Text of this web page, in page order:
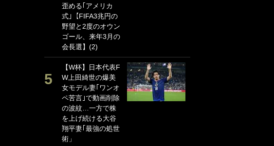
歪める｢アメリカ
式｣【FIFA3兆円の
野望と2度のオウン
ゴール、来年3月の
会長選】(2)
【W杯】日本代表F
W上田綺世の爆美
女モデル妻｢ワンオ
ペ苦言｣で動画削除
の波紋…一方で株
を上げ続ける大谷
翔平妻｢最強の処世
術」